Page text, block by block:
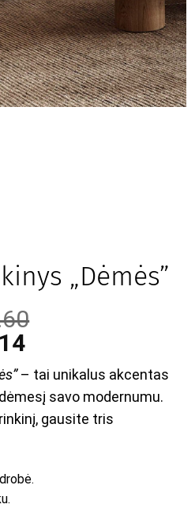
„Dėmės”
– tai unikalus akcentas
savo modernumu.
gausite tris